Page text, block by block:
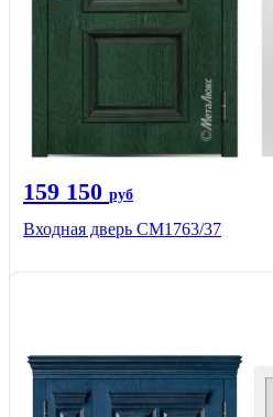
159 150 руб
Входная дверь СМ1763/37